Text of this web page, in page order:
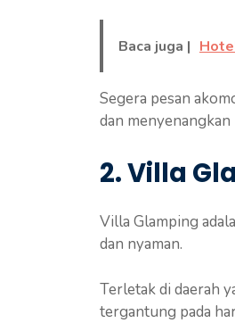
Baca juga |
Segera pesan
dan
2. Villa
Villa Glamping
dan nyaman.
Terletak di daerah
tergantung pada